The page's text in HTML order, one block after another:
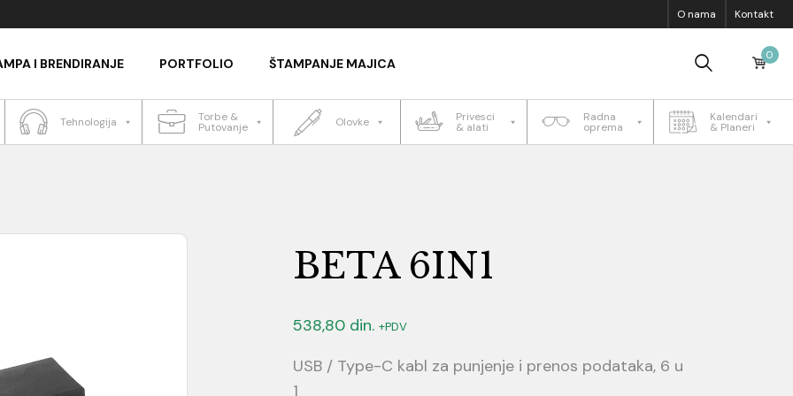
O nama Kontakt
I BRENDIRANJE PORTFOLIO ŠTAMPANJE MAJICA
0
Tehnologija Torbe &
Putovanje Olovke Privesci
& alati
Radna
oprema
Kalendari
& Planeri
BETA 6IN1
538,80 din. +PDV
USB / Type-C kabl za punjenje i prenos podataka, 6 u
1